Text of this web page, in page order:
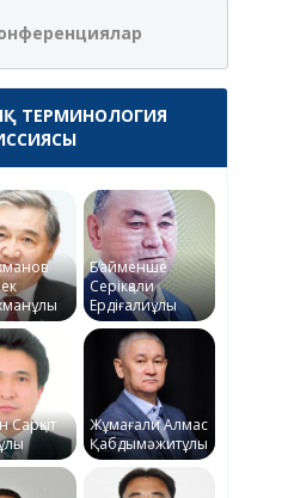
ТЕРМИНОЛОГИЯ
Байменше
Серікқали
Ердіғалиұлы
Сарқыт
Жұмағали Алмас
Қабдымәжитұлы